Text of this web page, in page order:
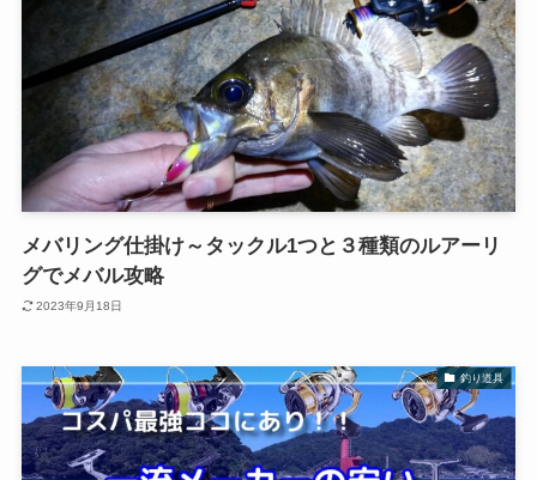
メバリング仕掛け～タックル1つと３種類のルアーリ
グでメバル攻略
2023年9月18日
釣り道具